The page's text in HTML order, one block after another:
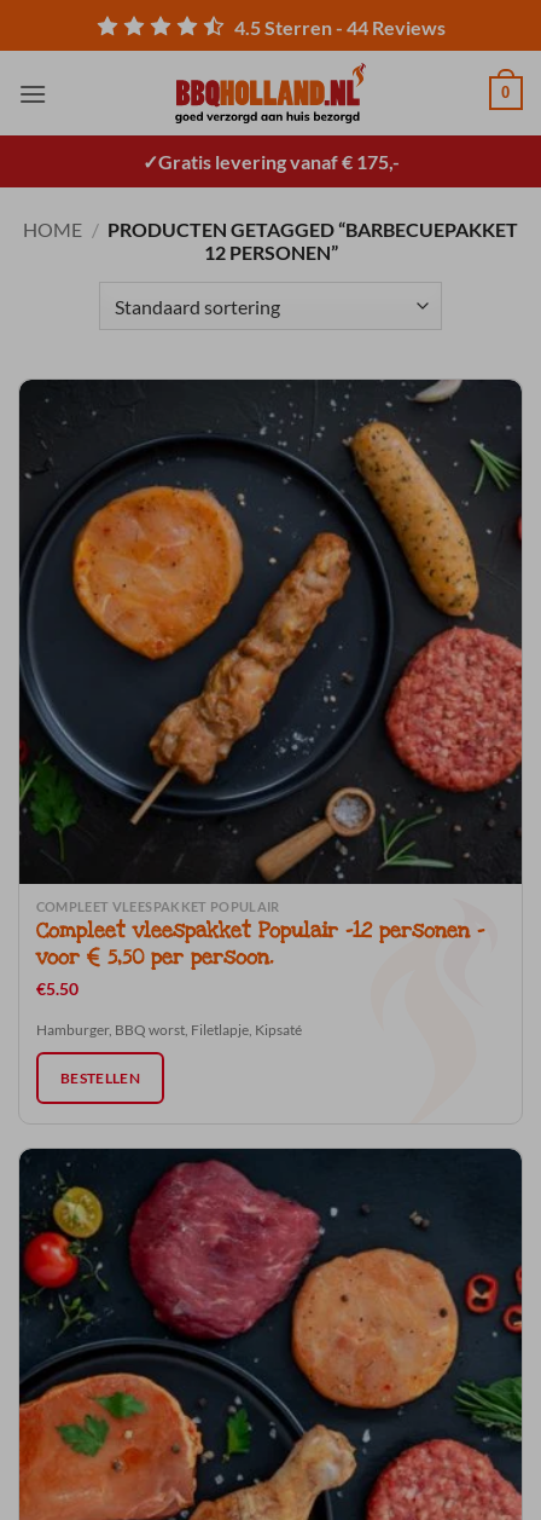
naar
4.5Sterren - 44Reviews
0
Gratis levering vanaf € 175,-
HOME / PRODUCTEN GETAGGED “BARBECUEPAKKET
12 PERSONEN”
COMPLEET VLEESPAKKET POPULAIR
Compleet vleespakket Populair -12 personen –
voor € 5,50 per persoon.
€5.50
Hamburger, BBQ worst, Filetlapje, Kipsaté
BESTELLEN